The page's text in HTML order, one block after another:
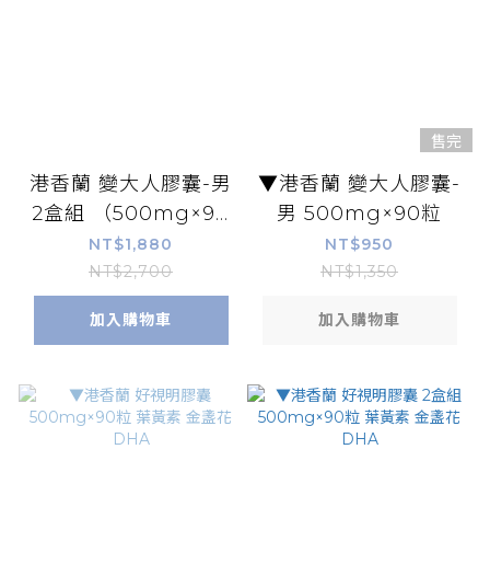
港香蘭 變大人膠囊-男
2盒組 （500mg×90
粒）
NT$1,880
NT$2,700
加入購物車
售完
▼港香蘭 變大人膠囊-
男 500mg×90粒
NT$950
NT$1,350
加入購物車